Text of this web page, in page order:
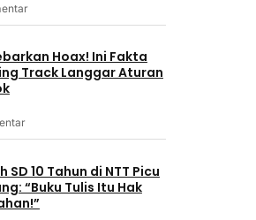
Hoax! Ini Fakta
Track Langgar Aturan
10 Tahun di NTT Picu
“Buku Tulis Itu Hak